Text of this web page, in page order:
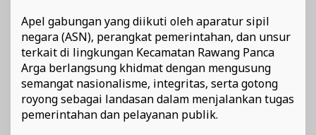
Apel gabungan yang diikuti oleh aparatur sipil
negara (ASN), perangkat pemerintahan, dan unsur
terkait di lingkungan Kecamatan Rawang Panca
Arga berlangsung khidmat dengan mengusung
semangat nasionalisme, integritas, serta gotong
royong sebagai landasan dalam menjalankan tugas
pemerintahan dan pelayanan publik.